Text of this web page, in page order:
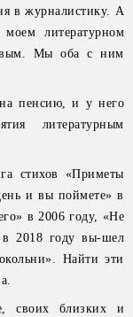
в журналистику. А
литературном
Мы оба с ним
пенсию, и у него
литературным
стихов «Приметы
и вы поймете» в
в 2006 году, «Не
в 2018 году вы-шел
Найти эти
своих близких и